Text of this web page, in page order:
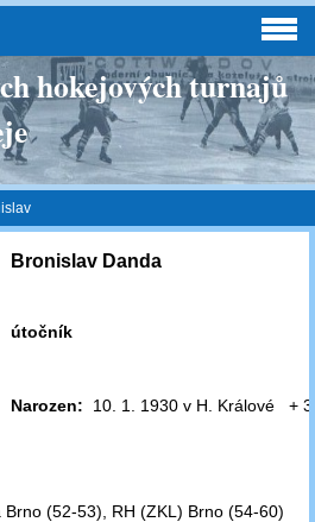
hokejových turnajů
Bronislav Danda
útočník
Narozen: 10. 1. 1930 v H. Králové +
Brno (52-53), RH (ZKL) Brno (54-60)